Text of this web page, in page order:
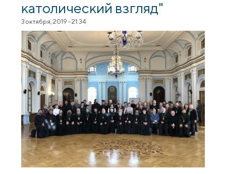
католический взгляд"
3 октября, 2019 - 21:34